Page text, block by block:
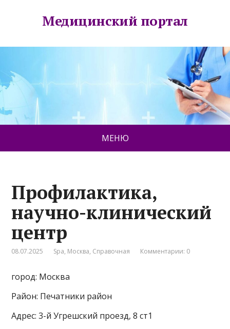
Медицинский портал
МЕНЮ
Профилактика,
научно-клинический
центр
08.07.2025 Spa, Москва, Справочная Комментарии: 0
город: Москва
Район: Печатники район
Адрес: 3-й Угрешский проезд, 8 ст1